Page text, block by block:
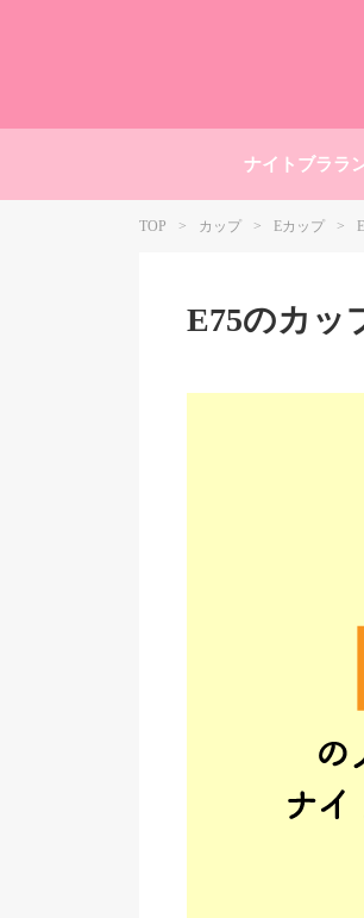
ナイトブララ
TOP カップ Eカップ
E75のカッ